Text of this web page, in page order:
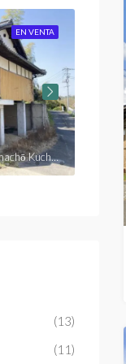
EN VENTA
Ehime, Imabari City, Ōmishimachō Kuchisubo
USD
(13)
(11)